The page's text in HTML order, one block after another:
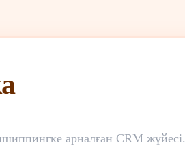
арналған CRM